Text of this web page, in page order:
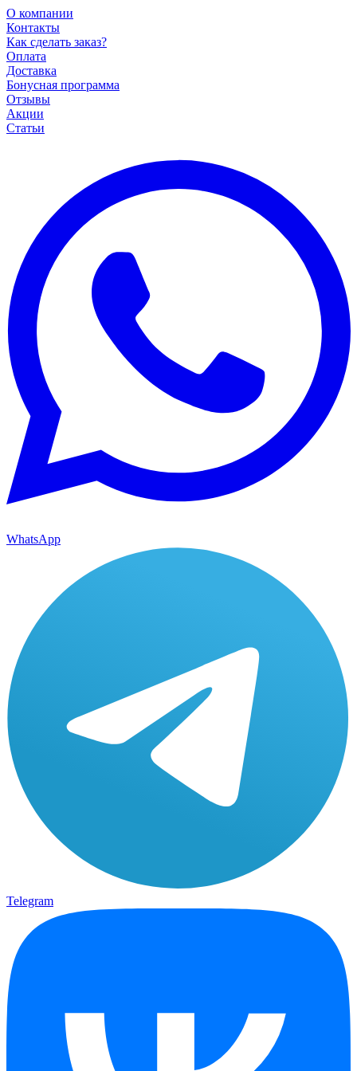
О компании
Контакты
Как сделать заказ?
Оплата
Доставка
Бонусная программа
Отзывы
Акции
Статьи
WhatsApp
Telegram